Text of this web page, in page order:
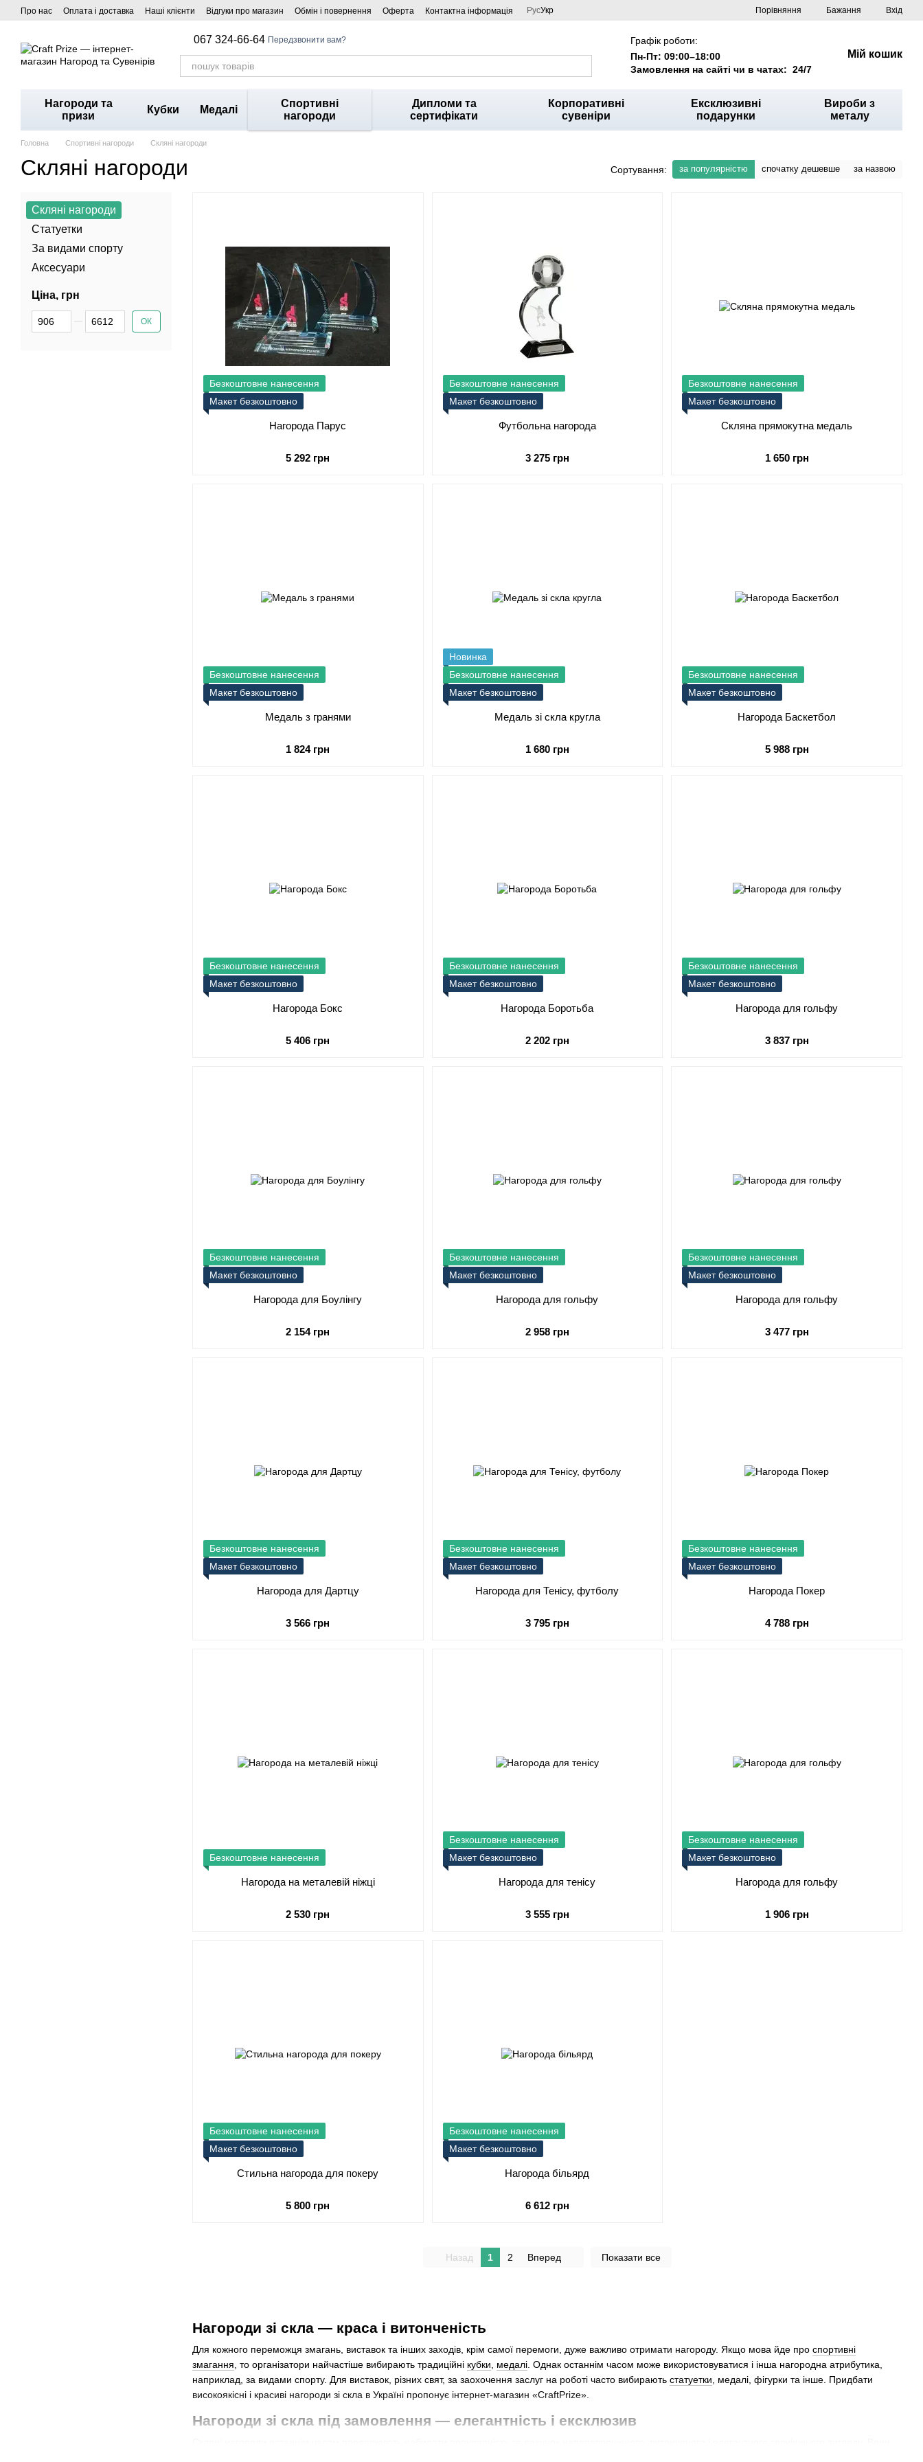
Перейти до основного контенту
Про нас Оплата і доставка Наші клієнти Відгуки про магазин Обмін і повернення Оферта Контактна інформація РусУкр Порівняння Бажання Вхід
067 324-66-64 Передзвонити вам?
Графік роботи:
Пн-Пт: 09:00–18:00
Замовлення на сайті чи в чатах: 24/7
Мій кошик
Нагороди та
призи
Кубки Медалі
Спортивні
нагороди
Дипломи та
сертифікати
Корпоративні
сувеніри
Ексклюзивні
подарунки
Вироби з
металу
Головна Спортивні нагороди Cкляні нагороди
Cкляні нагороди Сортування: за популярністю спочатку дешевше за назвою
Нагороди зі скла — краса і витонченість
Для кожного переможця змагань, виставок та інших заходів, крім самої перемоги, дуже важливо отримати нагороду. Якщо мова йде про спортивні
змагання , то організатори найчастіше вибирають традиційні кубки медалі . Однак останнім часом може використовуватися і інша нагородна атрибутика,
наприклад, за видами спорту. Для виставок, різних свят, за заохочення заслуг на роботі часто вибирають статуетки , медалі, фігурки та інше. Придбати
високоякісні і красиві нагороди зі скла в Україні пропонує інтернет-магазин «CraftPrize».
Нагороди зі скла під замовлення — елегантність і ексклюзив
Безкоштовне нанесення
Макет безкоштовно
Нагорода Парус
5 292 грн
Безкоштовне нанесення
Макет безкоштовно
Футбольна нагорода
3 275 грн
Безкоштовне нанесення
Макет безкоштовно
Скляна прямокутна медаль
1 650 грн
Безкоштовне нанесення
Макет безкоштовно
Медаль з гранями
1 824 грн
Новинка
Безкоштовне нанесення
Макет безкоштовно
Медаль зі скла кругла
1 680 грн
Безкоштовне нанесення
Макет безкоштовно
Нагорода Баскетбол
5 988 грн
Безкоштовне нанесення
Макет безкоштовно
Нагорода Бокс
5 406 грн
Безкоштовне нанесення
Макет безкоштовно
Нагорода Боротьба
2 202 грн
Безкоштовне нанесення
Макет безкоштовно
Нагорода для гольфу
3 837 грн
Безкоштовне нанесення
Макет безкоштовно
Нагорода для Боулінгу
2 154 грн
Безкоштовне нанесення
Макет безкоштовно
Нагорода для гольфу
2 958 грн
Безкоштовне нанесення
Макет безкоштовно
Нагорода для гольфу
3 477 грн
Безкоштовне нанесення
Макет безкоштовно
Нагорода для Дартцу
3 566 грн
Безкоштовне нанесення
Макет безкоштовно
Нагорода для Тенісу, футболу
3 795 грн
Безкоштовне нанесення
Макет безкоштовно
Нагорода Покер
4 788 грн
Безкоштовне нанесення
Нагорода на металевій ніжці
2 530 грн
Безкоштовне нанесення
Макет безкоштовно
Нагорода для тенісу
3 555 грн
Безкоштовне нанесення
Макет безкоштовно
Нагорода для гольфу
1 906 грн
Безкоштовне нанесення
Макет безкоштовно
Стильна нагорода для покеру
5 800 грн
Безкоштовне нанесення
Макет безкоштовно
Нагорода більярд
6 612 грн
Назад 1 2 Вперед Показати все
Cкляні нагороди
Статуетки
За видами спорту
Аксесуари
Ціна, грн
Від Ціна, грн
До Ціна, грн ОК